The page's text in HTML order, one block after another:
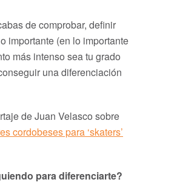
de comprobar, definir
importante (en lo importante
más intenso sea tu grado
una diferenciación
de Juan Velasco sobre
cordobeses para ‘skaters’
para diferenciarte?